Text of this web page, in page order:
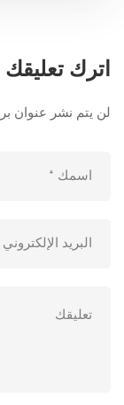
اترك تعليقك
لن يتم نشر عنوان